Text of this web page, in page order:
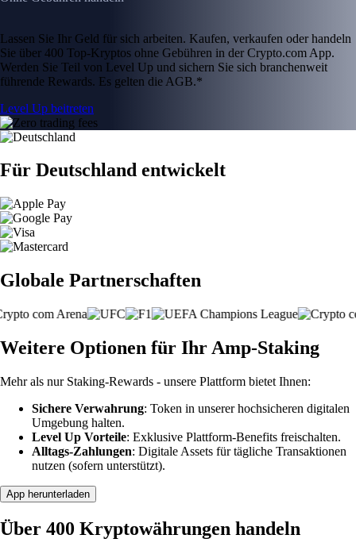
Lassen Sie Ihr Geld für sich arbeiten. Kaufen, verkaufen oder handeln
Sie über 400 Top-Kryptos ohne Gebühren in der Crypto.com App.
Werden Sie Teil von Level Up und sichern Sie sich branchenweit
führende Rewards. Es gelten die AGB.*
Level Up beitreten
Für Deutschland entwickelt
Globale Partnerschaften
Weitere Optionen für Ihr Amp-Staking
Mehr als nur Staking-Rewards - unsere Plattform bietet Ihnen:
Sichere Verwahrung: Token in unserer hochsicheren digitalen
Umgebung halten.
Level Up Vorteile: Exklusive Plattform-Benefits freischalten.
Alltags-Zahlungen: Digitale Assets für tägliche Transaktionen
nutzen (sofern unterstützt).
App herunterladen
Über 400 Kryptowährungen handeln